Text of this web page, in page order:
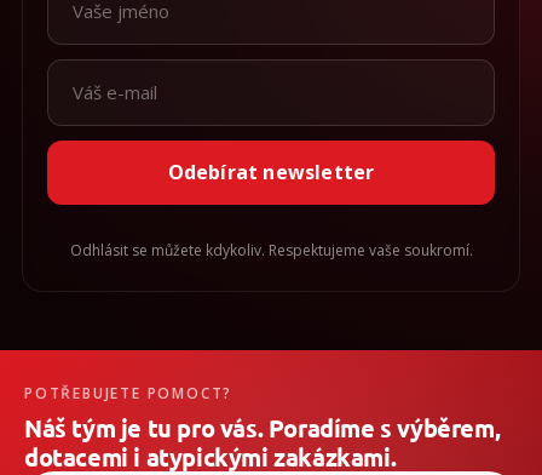
Odebírat newsletter
Odhlásit se můžete kdykoliv. Respektujeme vaše soukromí.
POTŘEBUJETE POMOCT?
Náš tým je tu pro vás. Poradíme s výběrem,
dotacemi i atypickými zakázkami.